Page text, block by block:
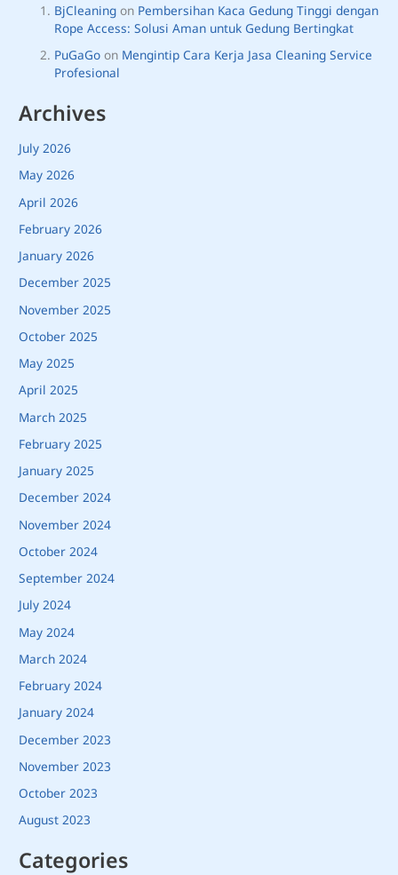
BjCleaning on Pembersihan Kaca Gedung Tinggi dengan
Rope Access: Solusi Aman untuk Gedung Bertingkat
PuGaGo on Mengintip Cara Kerja Jasa Cleaning Service
Profesional
Archives
July 2026
May 2026
April 2026
February 2026
January 2026
December 2025
November 2025
October 2025
May 2025
April 2025
March 2025
February 2025
January 2025
December 2024
November 2024
October 2024
September 2024
July 2024
May 2024
March 2024
February 2024
January 2024
December 2023
November 2023
October 2023
August 2023
Categories